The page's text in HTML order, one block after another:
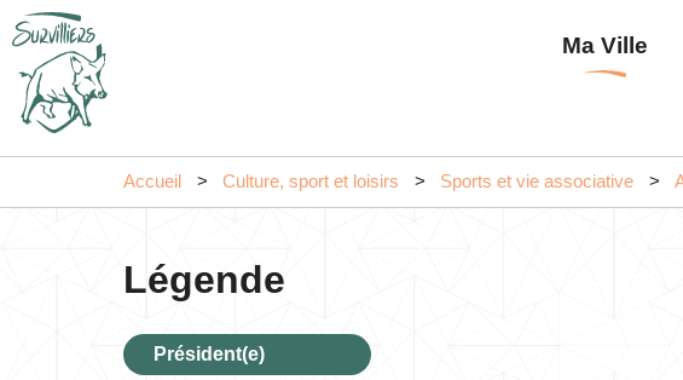
Menu
principal
Ma Ville
Accueil Culture, sport et loisirs Sports et vie associative
Légende
Président(e)